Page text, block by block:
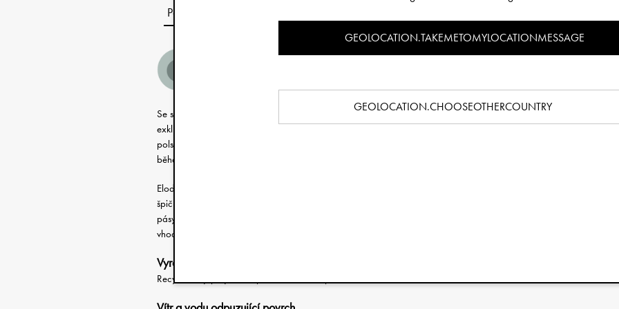
Popis
Se svým moderním vzhledem a pečlivou pozorností věnovanou každému malému detailu se tyto
exkluzivní fusaky staly oblíbenci mnoha rodičů zaměřených na design po celém světě. Silné
polstrování, izolované panely a funkce regulace teploty z nich činí ideální spací pytel pro miminka
během chladnějších zimních dnů.
Elodie své fusaky vyvíjí a zdokonaluje již více než deset let. Výsledkem je vítěz mnoha testů, odolný a
špičkový produkt s mnoha chytrými funkcemi, jako je odnímatelný vrchní díl, předřezané otvory pro
pásy kočárku a kapucový vršek, který mu brání v sklouznutí. K dispozici je také široká škála dalších
vhodných doplňků od Elodie, díky nimž si vytvoříte váš jedinečný zážitek z kočárku.
Vyrobeno z recyklovaných materiálů
Recyklovaný polyester v polstrování a vnější látce.
GEOLOCATION.TAKEMETOMYLOCATIONMESSAGE
GEOLOCATION.CHOOSEOTHERCOUNTRY